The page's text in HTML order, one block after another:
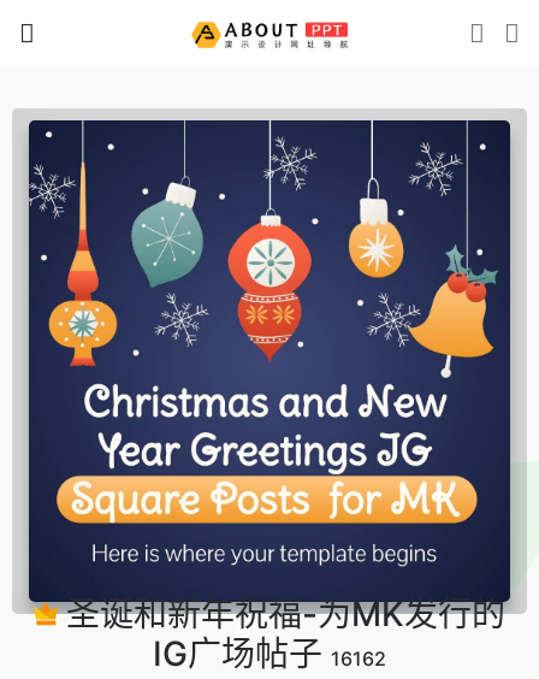
圣诞和新年祝福-为MK发行的
IG广场帖子 16162